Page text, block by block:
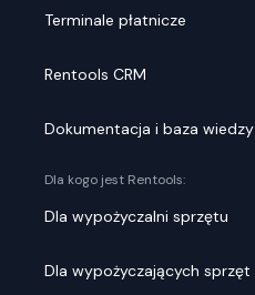
Terminale płatnicze
Rentools CRM
Dokumentacja i baza wiedzy
Dla kogo jest Rentools:
Dla wypożyczalni sprzętu
Dla wypożyczających sprzęt